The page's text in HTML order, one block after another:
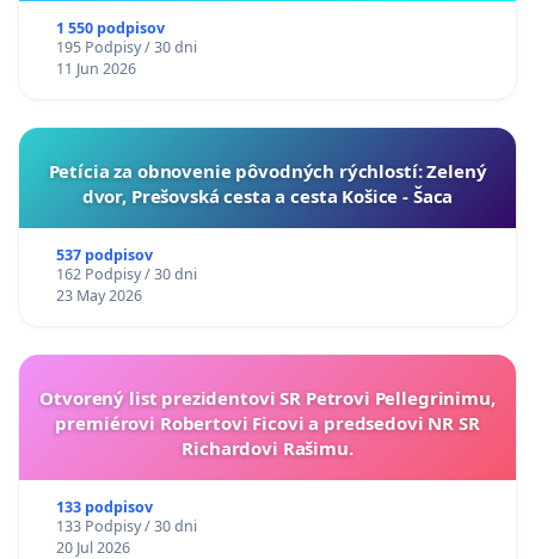
1 550 podpisov
195 Podpisy / 30 dni
11 Jun 2026
​Petícia za obnovenie pôvodných rýchlostí: Zelený
dvor, Prešovská cesta a cesta Košice - Šaca
537 podpisov
162 Podpisy / 30 dni
23 May 2026
Otvorený list prezidentovi SR Petrovi Pellegrinimu,
premiérovi Robertovi Ficovi a predsedovi NR SR
Richardovi Rašimu.
133 podpisov
133 Podpisy / 30 dni
20 Jul 2026